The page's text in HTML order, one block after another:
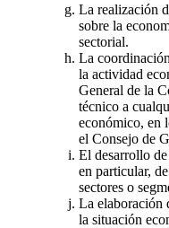
La realización
sobre la
sectorial.
La
la actividad
General de la
técnico a
económico, en
el Consejo de
El desarrollo
en particular,
sectores o
La elaboración
la situación